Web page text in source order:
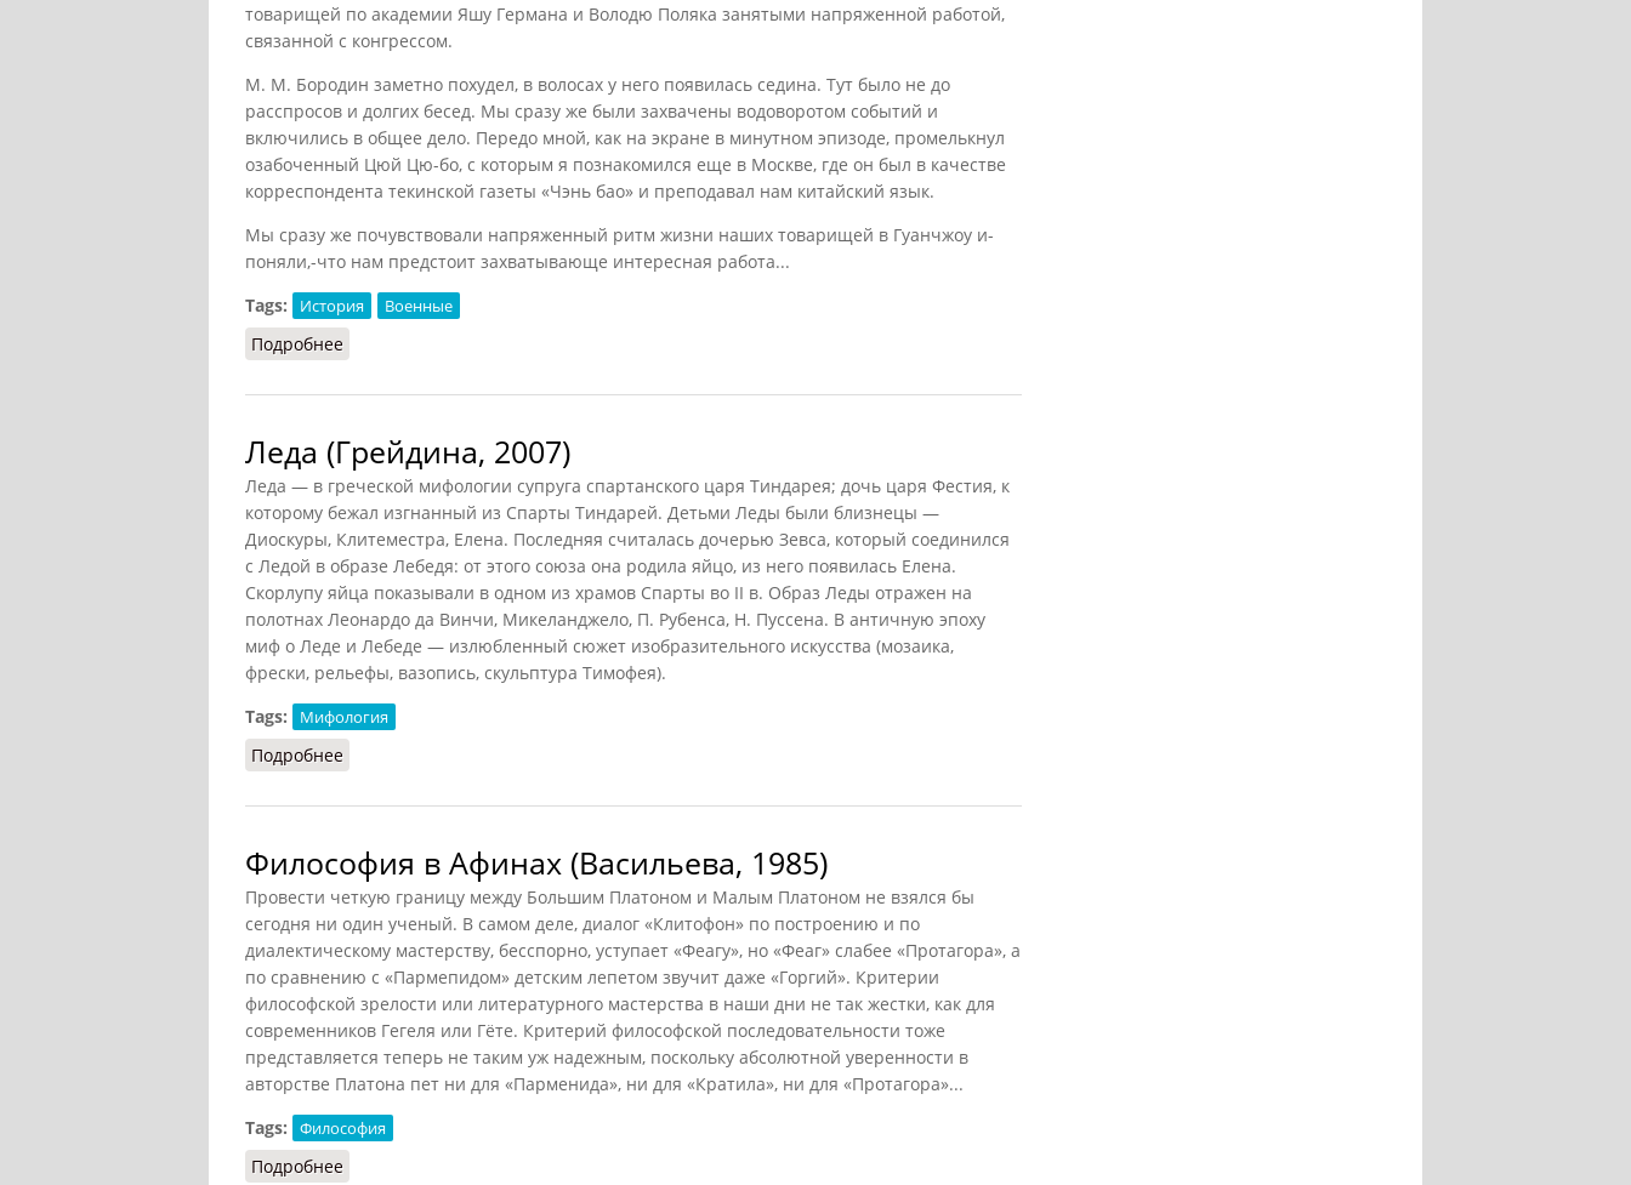
товарищей по академии Яшу Германа и Володю Поляка занятыми напряженной работой,
связанной с конгрессом.
М. М. Бородин заметно похудел, в волосах у него появилась седина. Тут было не до
расспросов и долгих бесед. Мы сразу же были захвачены водоворотом событий и
включились в общее дело. Передо мной, как на экране в минутном эпизоде, промелькнул
озабоченный Цюй Цю-бо, с которым я познакомился еще в Москве, где он был в качестве
корреспондента текинской газеты «Чэнь бао» и преподавал нам китайский язык.
Мы сразу же почувствовали напряженный ритм жизни наших товарищей в Гуанчжоу и-
поняли,-что нам предстоит захватывающе интересная работа...
Tags:
История Военные
Подробнее
Леда (Грейдина, 2007)
Леда — в греческой мифологии супруга спартанского царя Тиндарея; дочь царя Фестия, к
которому бежал изгнанный из Спарты Тиндарей. Детьми Леды были близнецы —
Диоскуры, Клитеместра, Елена. Последняя считалась дочерью Зевса, который соединился
с Ледой в образе Лебедя: от этого союза она родила яйцо, из него появилась Елена.
Скорлупу яйца показывали в одном из храмов Спарты во II в. Образ Леды отражен на
полотнах Леонардо да Винчи, Микеланджело, П. Рубенса, Н. Пуссена. В античную эпоху
миф о Леде и Лебеде — излюбленный сюжет изобразительного искусства (мозаика,
фрески, рельефы, вазопись, скульптура Тимофея).
Tags:
Мифология
Подробнее
Философия в Афинах (Васильева, 1985)
Провести четкую границу между Большим Платоном и Малым Платоном не взялся бы
сегодня ни один ученый. В самом деле, диалог «Клитофон» по построению и по
диалектическому мастерству, бесспорно, уступает «Феагу», но «Феаг» слабее «Протагора», а
по сравнению с «Пармепидом» детским лепетом звучит даже «Горгий». Критерии
философской зрелости или литературного мастерства в наши дни не так жестки, как для
современников Гегеля или Гёте. Критерий философской последовательности тоже
представляется теперь не таким уж надежным, поскольку абсолютной уверенности в
авторстве Платона пет ни для «Парменида», ни для «Кратила», ни для «Протагора»...
Tags:
Философия
Подробнее